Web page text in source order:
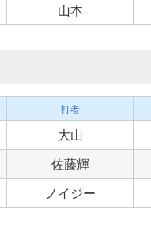
山本
打者
大山
佐藤輝
ノイジー